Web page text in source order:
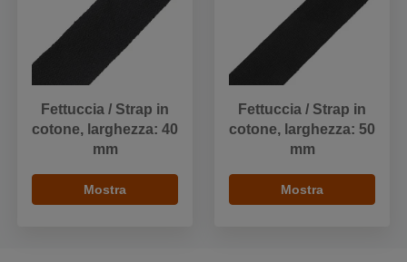
Fettuccia / Strap in
cotone, larghezza: 40
mm
Mostra
Fettuccia / Strap in
cotone, larghezza: 50
mm
Mostra